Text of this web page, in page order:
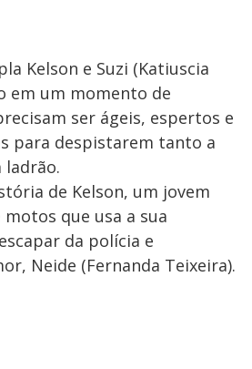
Kelson e Suzi (Katiuscia
em um momento de
ser ágeis, espertos e
para despistarem tanto a
ladrão.
de Kelson, um jovem
que usa a sua
da polícia e
Neide (Fernanda Teixeira).